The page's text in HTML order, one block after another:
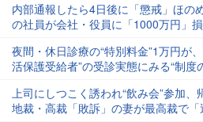
内部通報したら4日後に「懲戒」ほ
の社員が会社・役員に「1000万円」
夜間・休日診療の“特別料金”1万円が
活保護受給者”の受診実態にみる“制度
上司にしつこく誘われ“飲み会”参加
地裁・高裁「敗訴」の妻が最高裁で